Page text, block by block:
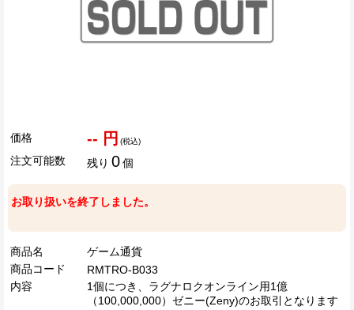
価格 -- 円 (税込)
注文可能数 残り 0個
お取り扱いを終了しました。
商品名
ゲーム通貨
商品コード
RMTRO-B033
内容
1個につき、ラグナロクオンライン用1億
（100,000,000）ゼニー(Zeny)のお取引となります